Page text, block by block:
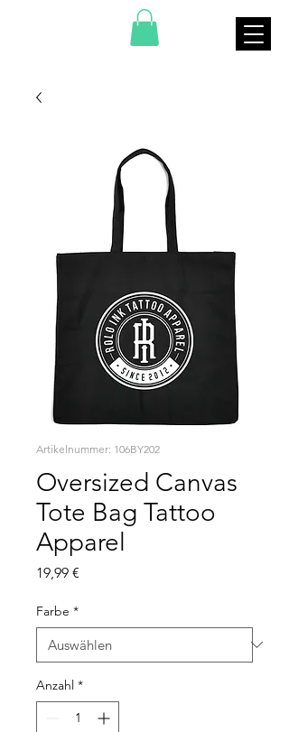
Artikelnummer: 106BY202
Oversized Canvas
Tote Bag Tattoo
Apparel
19,99 €
Farbe *
Anzahl *